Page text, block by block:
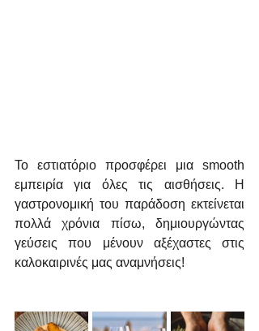
Το εστιατόριο προσφέρει μια smooth
εμπειρία για όλες τις αισθήσεις. Η
γαστρονομική του παράδοση εκτείνεται
πολλά χρόνια πίσω, δημιουργώντας
γεύσεις που μένουν αξέχαστες στις
καλοκαιρινές μας αναμνήσεις!